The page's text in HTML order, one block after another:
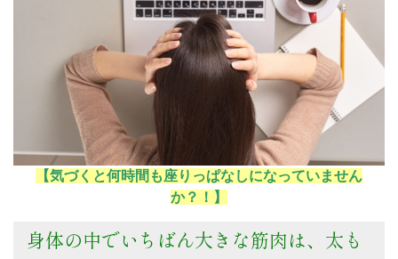
【気づくと何時間も座りっぱなしになっていません
か？！】
身体の中でいちばん大きな筋肉は、太も